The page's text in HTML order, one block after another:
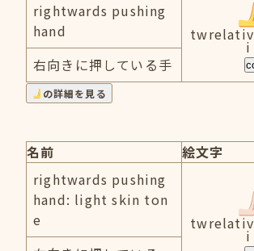
rightwards pushing
hand
i
右向きに押している手
の詳細を見る
名前
絵文字
rightwards pushing
hand: light skin ton
e
i